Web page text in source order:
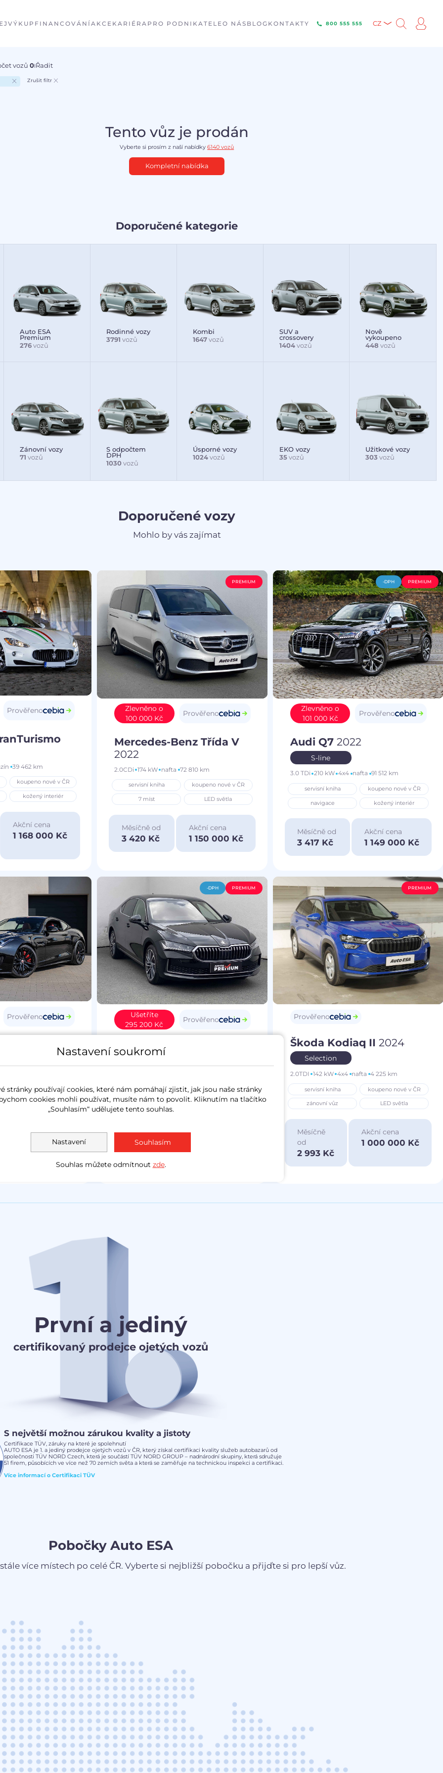
VÝKUP FINANCOVÁNÍAKCE KARIÉRA PRO PODNIKATELE O NÁS BLOG KONTAKTY 800 555 555 CZ
vozů 0IŘadit
Zrušit filtr
Tento vůz je prodán
Vyberte si prosím z naší nabídky6140 vozů
Kompletní nabídka
Doporučené kategorie
Auto ESA
Premium
276 vozů
Rodinné vozy
3791 vozů
Kombi
1647vozů
SUV a
crossovery
1404vozů
Nově
vykoupeno
448 vozů
Zánovní vozy
71 vozů
S odpočtem
DPH
1030 vozů
Úsporné vozy
1024vozů
EKO vozy
35vozů
Užitkové vozy
303 vozů
Doporučené vozy
Mohlo by vás zajímat
Prověřeno
39 462 km
koupeno nové v ČR
kožený interiér
Akční cena
1 168 000 Kč
PREMIUM
Zlevněno o
100 000 Kč
Prověřeno
Mercedes-Benz Třída V
2022
2.0CDi 174 kW nafta 72 810 km
servisní kniha koupeno nové v ČR
7 míst LED světla
Měsíčně od
3 420 Kč
Akční cena
1 150 000 Kč
-DPH PREMIUM
Zlevněno o
101 000 Kč
Prověřeno
Audi Q7 2022
S-line
3.0 TDi 210 kW 4x4 nafta 91 512 km
servisní kniha koupeno nové v ČR
navigace kožený interiér
Měsíčně od
3 417 Kč
Akční cena
1 149 000 Kč
Prověřeno
panorama
-DPH PREMIUM
Ušetříte
295 200 Kč
Prověřeno
Škoda Superb IV
L&K
koupeno nové v ČR zánovní vůz
LED světla
Měsíčně
PREMIUM
Prověřeno
Škoda Kodiaq II 2024
Selection
2.0TDI 142 kW 4x4 nafta 4 225 km
servisní kniha koupeno nové v ČR
zánovní vůz LED světla
Měsíčně
od
2 993 Kč
Akční cena
1 000 000 Kč
První a jediný
certifikovaný prodejce ojetých vozů
S největší možnou zárukou kvality a jistoty
Certifikace TÜV, záruky na které je spolehnutí
AUTO ESA je 1. a jediný prodejce ojetých vozů v ČR, který získal certifikaci kvality služeb autobazarů od
společnosti TÜV NORD Czech, která je součástí TÜV NORD GROUP – nadnárodní skupiny, která sdružuje
51 firem, působících ve více než 70 zemích světa a která se zaměřuje na technickou inspekci a certifikaci.
Více informací o Certifikaci TÜV
Pobočky Auto ESA
více místech po celé ČR. Vyberte si nejbližší pobočku a přijďte si pro lepší vůz.
Nastavení soukromí
stránky používají cookies, které nám pomáhají zjistit, jak jsou naše stránky
cookies mohli používat, musíte nám to povolit. Kliknutím na tlačítko
„Souhlasím“ udělujete tento souhlas.
Nastavení Souhlasím
Souhlas můžete odmítnout zde.